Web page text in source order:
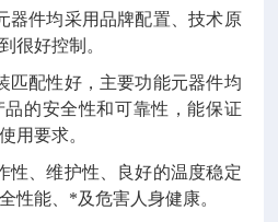
器件均采用品牌配置、技术原
很好控制。
匹配性好，主要功能元器件均
的安全性和可靠性，能保证
用要求。
性、维护性、良好的温度稳定
性能、*及危害人身健康。